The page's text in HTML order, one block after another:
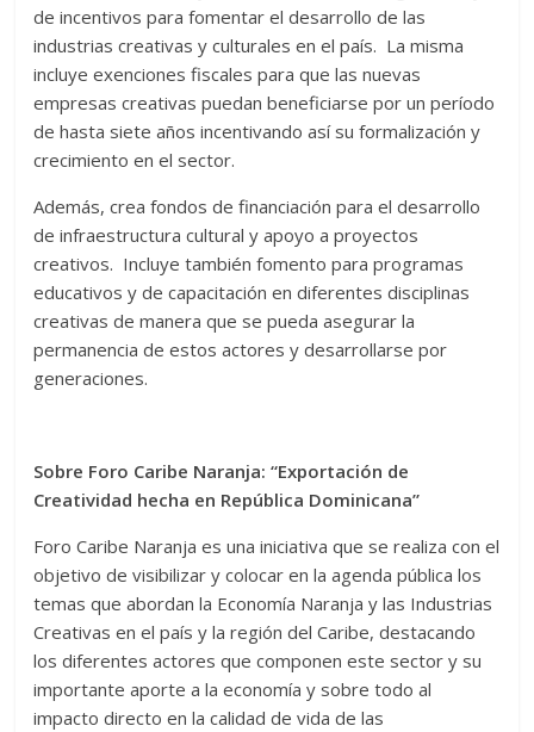
de incentivos para fomentar el desarrollo de las
industrias creativas y culturales en el país. La misma
incluye exenciones fiscales para que las nuevas
empresas creativas puedan beneficiarse por un período
de hasta siete años incentivando así su formalización y
crecimiento en el sector.
Además, crea fondos de financiación para el desarrollo
de infraestructura cultural y apoyo a proyectos
creativos. Incluye también fomento para programas
educativos y de capacitación en diferentes disciplinas
creativas de manera que se pueda asegurar la
permanencia de estos actores y desarrollarse por
generaciones.
Sobre Foro Caribe Naranja: “Exportación de
Creatividad hecha en República Dominicana”
Foro Caribe Naranja es una iniciativa que se realiza con el
objetivo de visibilizar y colocar en la agenda pública los
temas que abordan la Economía Naranja y las Industrias
Creativas en el país y la región del Caribe, destacando
los diferentes actores que componen este sector y su
importante aporte a la economía y sobre todo al
impacto directo en la calidad de vida de las